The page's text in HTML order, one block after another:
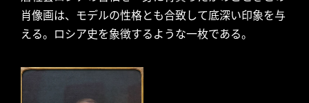
肖像画は、モデルの性格とも合致して底深い印象を与
える。ロシア史を象徴するような一枚である。